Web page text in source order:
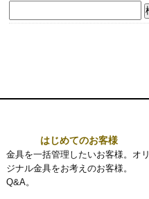
索:
はじめてのお客様
金具を一括管理したいお客様。オリ
ジナル金具をお考えのお客様。
Q&A。